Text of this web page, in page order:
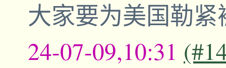
大家要为美国勒
24-07-09,10:31